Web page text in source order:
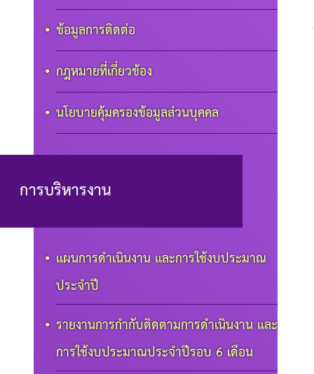
ข้อมูลการติดต่อ
กฎหมายที่เกี่ยวข้อง
นโยบายคุ้มครองข้อมูลส่วนบุคคล
การบริหารงาน
แผนการดำเนินงาน และการใช้งบประมาณ
ประจำปี
รายงานการกำกับติดตามการดำเนินงาน และ
การใช้งบประมาณประจำปีรอบ 6 เดือน